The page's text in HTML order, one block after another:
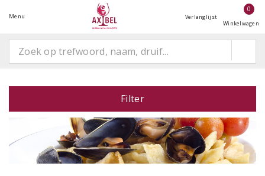
Menu Verlanglijst
0
Winkelwagen
Filter